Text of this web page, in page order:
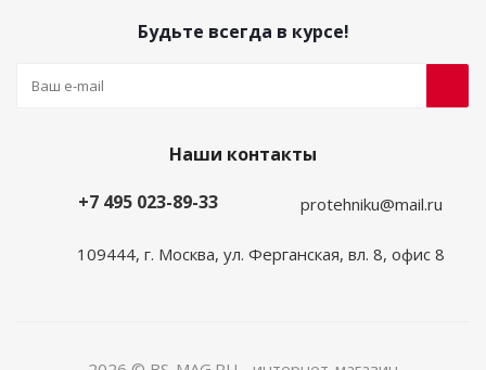
Будьте всегда в курсе!
Наши контакты
+7 495 023-89-33
protehniku@mail.ru
109444, г. Москва, ул. Ферганская, вл. 8, офис 8